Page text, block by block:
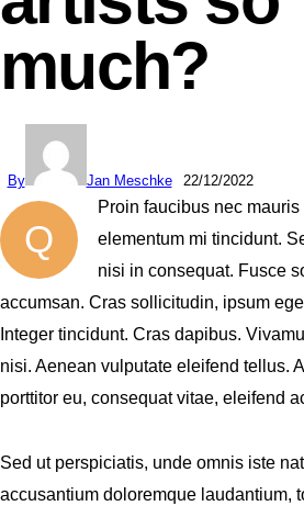
much?
By Jan Meschke 22/12/2022
Q
Proin faucibus nec
elementum mi tincidunt.
nisi in consequat. Fusce
accumsan. Cras sollicitudin, ipsum
Integer tincidunt. Cras dapibus.
nisi. Aenean vulputate eleifend tellus.
porttitor eu, consequat vitae, eleifend
Sed ut perspiciatis, unde omnis iste
accusantium doloremque laudantium,